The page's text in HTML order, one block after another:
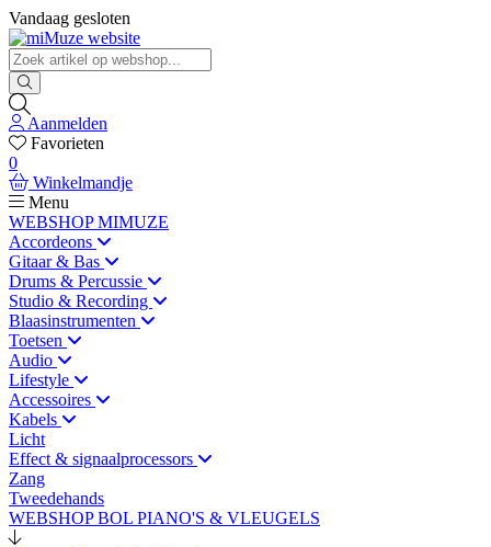
Vandaag gesloten
Aanmelden
Favorieten
0
Winkelmandje
Menu
WEBSHOP MIMUZE
Accordeons
Gitaar & Bas
Drums & Percussie
Studio & Recording
Blaasinstrumenten
Toetsen
Audio
Lifestyle
Accessoires
Kabels
Licht
Effect & signaalprocessors
Zang
Tweedehands
WEBSHOP BOL PIANO'S & VLEUGELS